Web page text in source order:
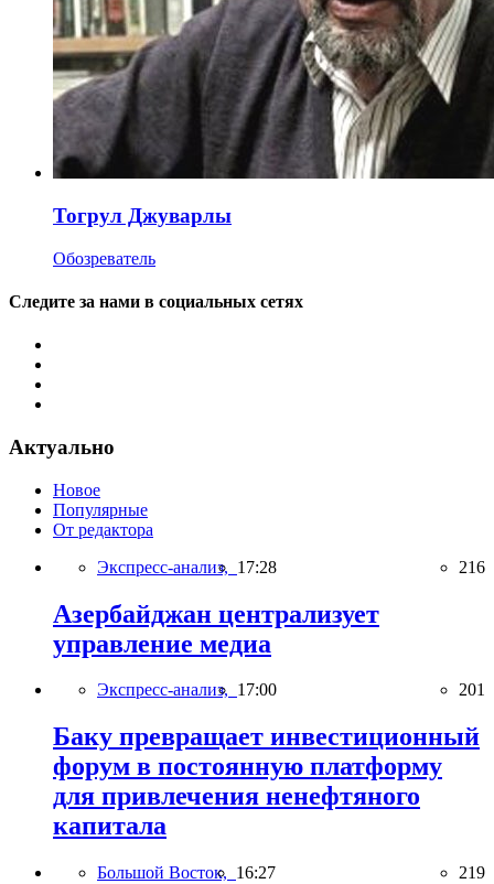
Тогрул Джуварлы
Обозреватель
Следите за нами в социальных сетях
Актуально
Новое
Популярные
От редактора
Экспресс-анализ, 17:28 216
Азербайджан централизует
управление медиа
Экспресс-анализ, 17:00 201
Баку превращает инвестиционный
форум в постоянную платформу
для привлечения ненефтяного
капитала
Большой Восток, 16:27 219